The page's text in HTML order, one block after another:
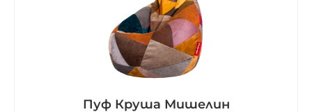
Пуф Круша Мишелин